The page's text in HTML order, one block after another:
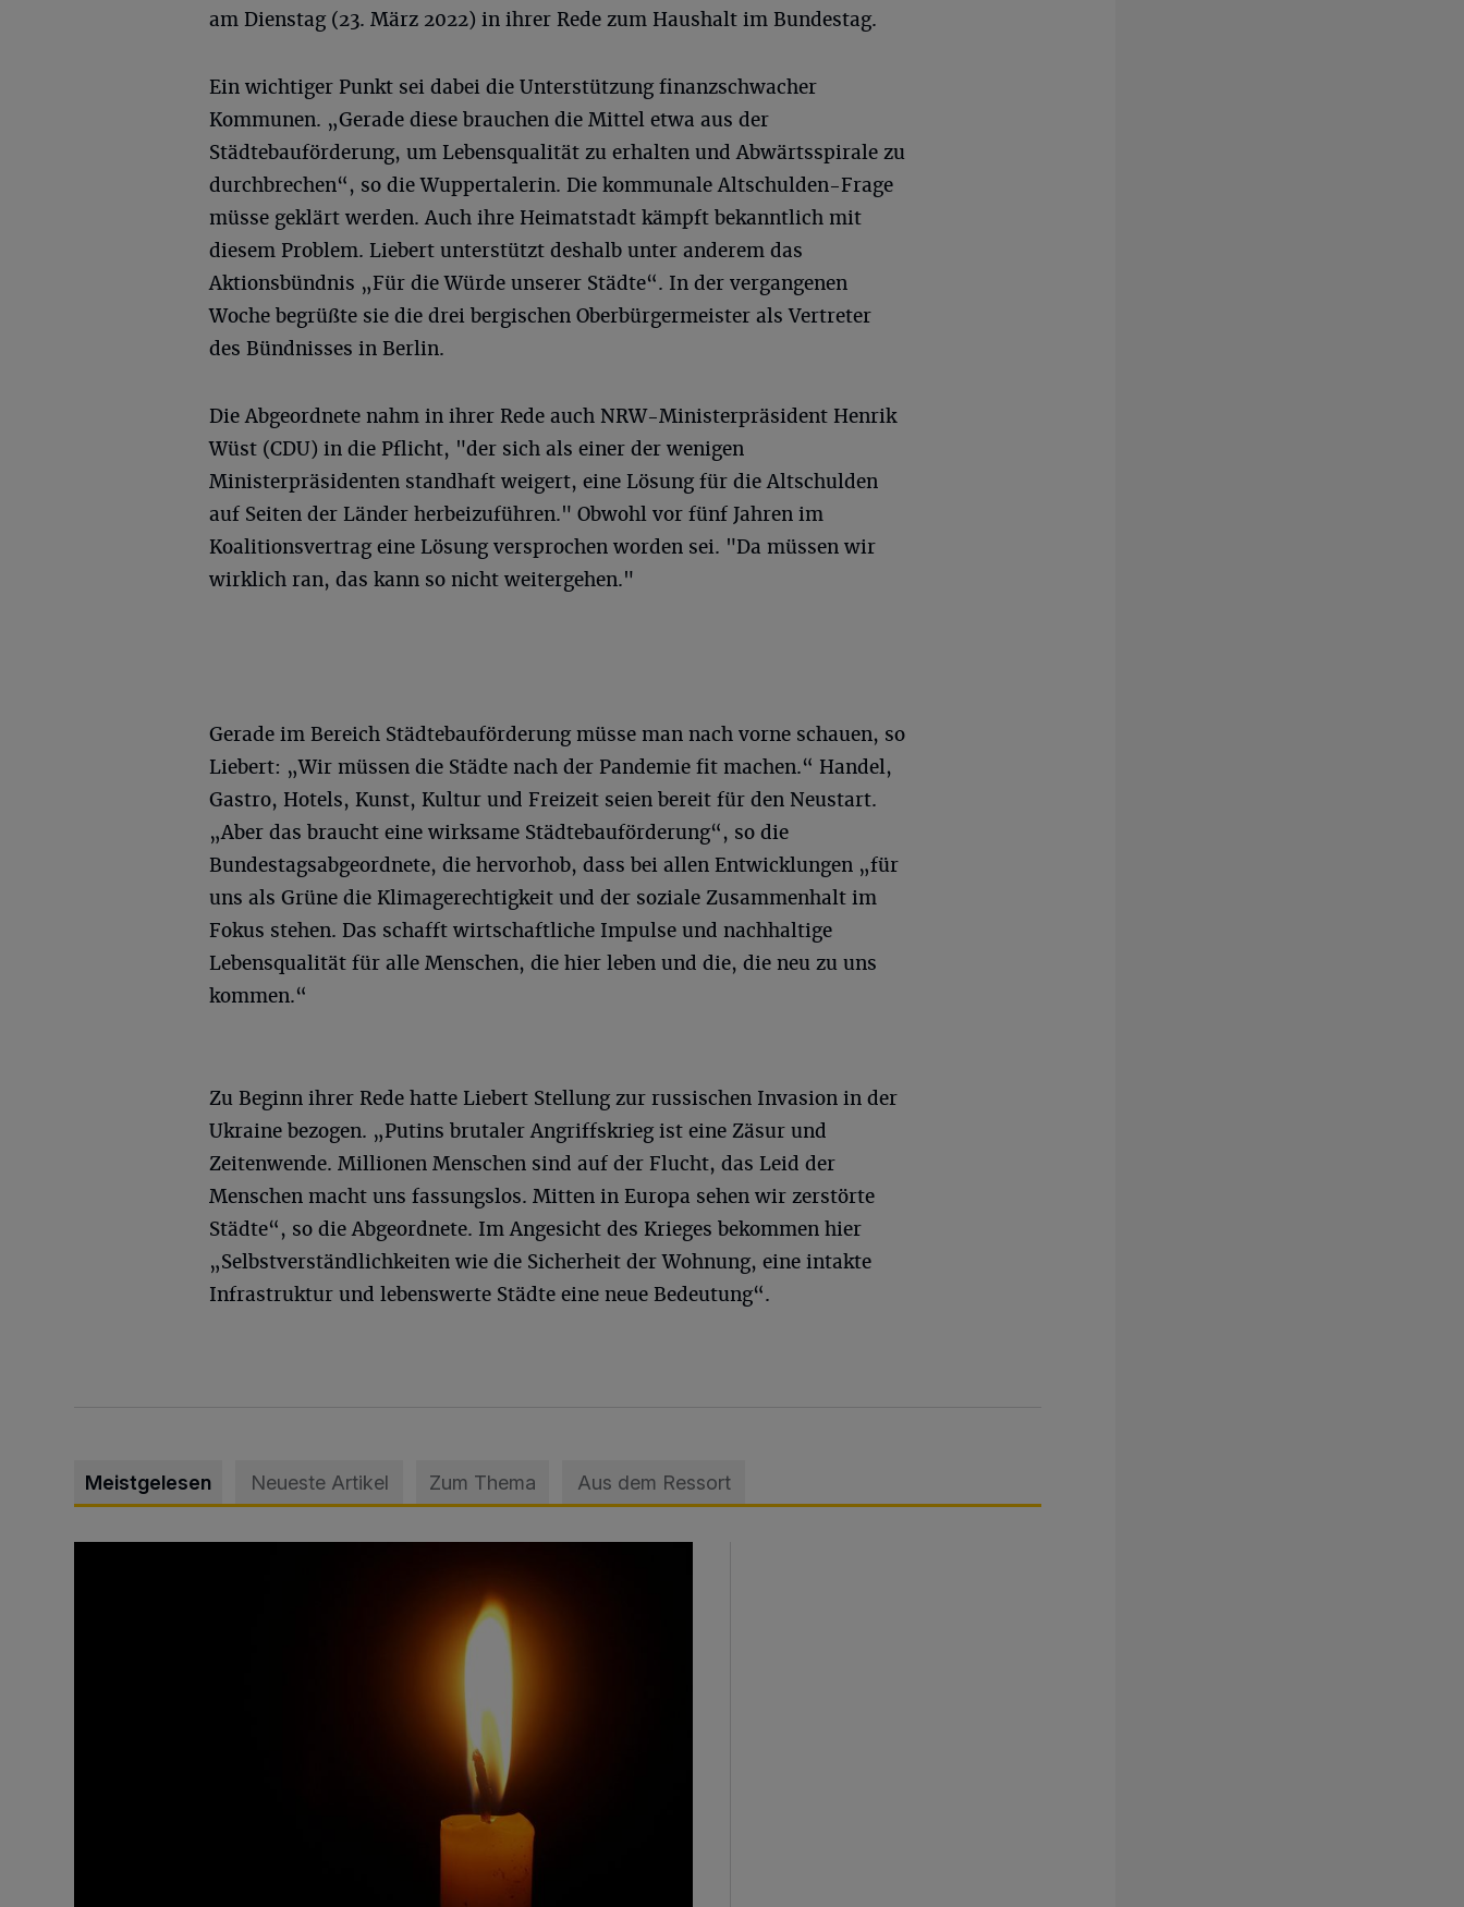
am Dienstag (23. März 2022) in ihrer Rede zum Haushalt im Bundestag.
Ein wichtiger Punkt sei dabei die Unterstützung finanzschwacher
Kommunen. „Gerade diese brauchen die Mittel etwa aus der
Städtebauförderung, um Lebensqualität zu erhalten und Abwärtsspirale zu
durchbrechen“, so die Wuppertalerin. Die kommunale Altschulden-Frage
müsse geklärt werden. Auch ihre Heimatstadt kämpft bekanntlich mit
diesem Problem. Liebert unterstützt deshalb unter anderem das
Aktionsbündnis „Für die Würde unserer Städte“. In der vergangenen
Woche begrüßte sie die drei bergischen Oberbürgermeister als Vertreter
des Bündnisses in Berlin.
Die Abgeordnete nahm in ihrer Rede auch NRW-Ministerpräsident Henrik
Wüst (CDU) in die Pflicht, "der sich als einer der wenigen
Ministerpräsidenten standhaft weigert, eine Lösung für die Altschulden
auf Seiten der Länder herbeizuführen." Obwohl vor fünf Jahren im
Koalitionsvertrag eine Lösung versprochen worden sei. "Da müssen wir
wirklich ran, das kann so nicht weitergehen."
Gerade im Bereich Städtebauförderung müsse man nach vorne schauen, so
Liebert: „Wir müssen die Städte nach der Pandemie fit machen.“ Handel,
Gastro, Hotels, Kunst, Kultur und Freizeit seien bereit für den Neustart.
„Aber das braucht eine wirksame Städtebauförderung“, so die
Bundestagsabgeordnete, die hervorhob, dass bei allen Entwicklungen „für
uns als Grüne die Klimagerechtigkeit und der soziale Zusammenhalt im
Fokus stehen. Das schafft wirtschaftliche Impulse und nachhaltige
Lebensqualität für alle Menschen, die hier leben und die, die neu zu uns
kommen.“
Zu Beginn ihrer Rede hatte Liebert Stellung zur russischen Invasion in der
Ukraine bezogen. „Putins brutaler Angriffskrieg ist eine Zäsur und
Zeitenwende. Millionen Menschen sind auf der Flucht, das Leid der
Menschen macht uns fassungslos. Mitten in Europa sehen wir zerstörte
Städte“, so die Abgeordnete. Im Angesicht des Krieges bekommen hier
„Selbstverständlichkeiten wie die Sicherheit der Wohnung, eine intakte
Infrastruktur und lebenswerte Städte eine neue Bedeutung“.
Meistgelesen Neueste Artikel Zum Thema Aus dem Ressort